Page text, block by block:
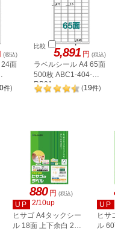
(税込)
24面
件)
比較 5,891 円 (税込)
ラベルシール A4 65面
500枚 ABC1-404-
RB21
(19件)
880 円 (税込)
UP
2/10up
ヒサゴ A4タックシー
ル 18面 上下余白 20
UP
ヒサ
ル